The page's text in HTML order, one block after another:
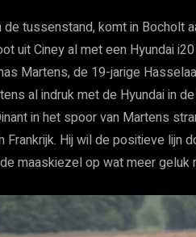
tussenstand, komt in Bocholt
uit Ciney al met een Hyundai
Martens, de 19-jarige
al indruk met de Hyundai in
in het spoor van Martens
Frankrijk. Hij wil de positieve lijn
maaskiezel op wat meer